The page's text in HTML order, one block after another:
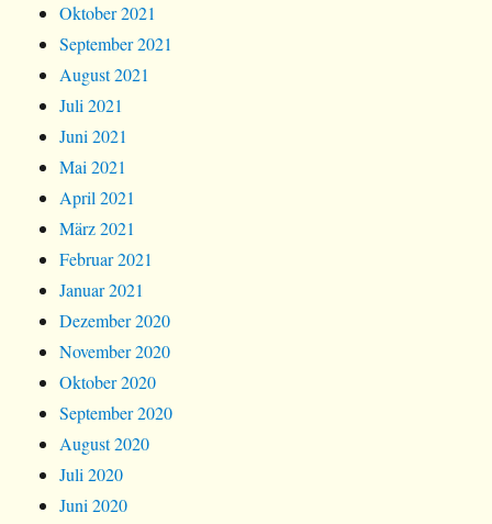
Oktober 2021
September 2021
August 2021
Juli 2021
Juni 2021
Mai 2021
April 2021
März 2021
Februar 2021
Januar 2021
Dezember 2020
November 2020
Oktober 2020
September 2020
August 2020
Juli 2020
Juni 2020